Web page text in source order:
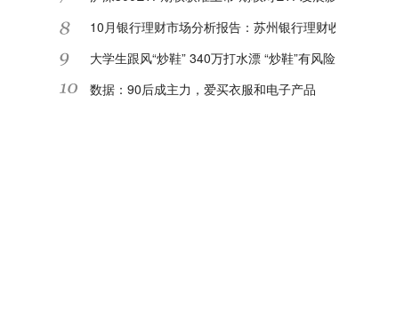
10月银行理财市场分析报告：苏州银行理财收益率进入
大学生跟风“炒鞋” 340万打水漂 “炒鞋”有风险该如何防范
数据：90后成主力，爱买衣服和电子产品